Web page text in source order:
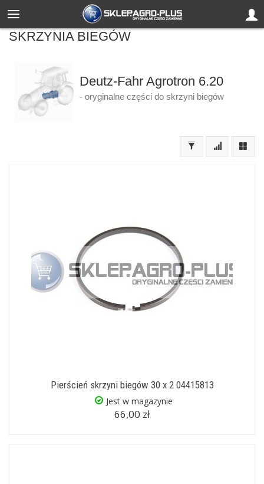
SKRZYNIA BIEGÓW
Deutz-Fahr Agrotron 6.20
- oryginalne części do skrzyni biegów
Pierścień skrzyni biegów 30 x 2 04415813
Jest w magazynie
66,00 zł